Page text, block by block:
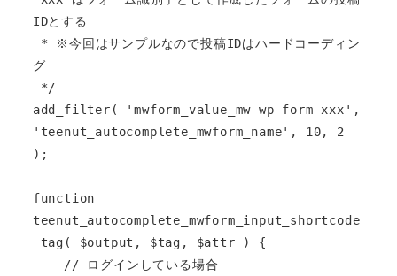
IDとする
グ
add_filter( 'mwform_value_mw-wp-form-xxx',
'teenut_autocomplete_mwform_name', 10, 2
);
function
teenut_autocomplete_mwform_input_shortcode
_tag( $output, $tag, $attr ) {